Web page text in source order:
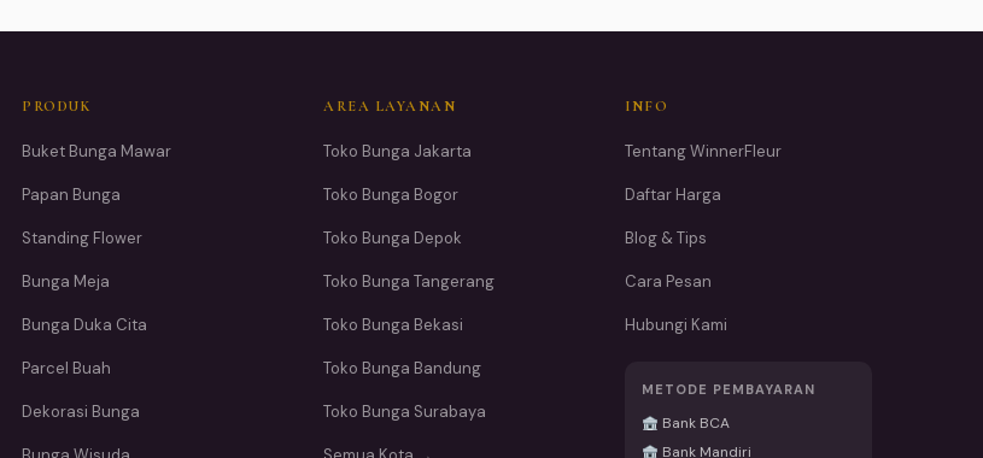
PRODUK
Buket Bunga Mawar
Papan Bunga
Standing Flower
Bunga Meja
Bunga Duka Cita
Parcel Buah
Dekorasi Bunga
AREA LAYANAN
Toko Bunga Jakarta
Toko Bunga Bogor
Toko Bunga Depok
Toko Bunga Tangerang
Toko Bunga Bekasi
Toko Bunga Bandung
Toko Bunga Surabaya
INFO
Tentang WinnerFleur
Daftar Harga
Blog & Tips
Cara Pesan
Hubungi Kami
METODE PEMBAYARAN
Bank BCA
Bank Mandiri